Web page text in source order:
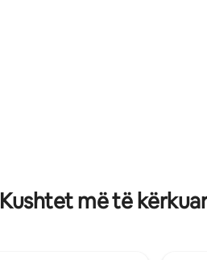
por i qetë.
Kushtet më të